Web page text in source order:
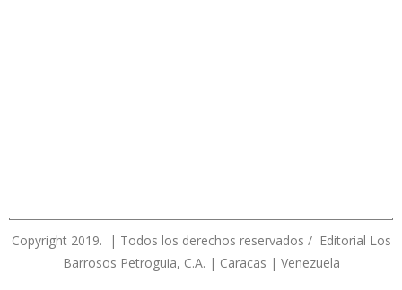
Copyright 2019. | Todos los derechos reservados / Editorial Los
Barrosos Petroguia, C.A. | Caracas | Venezuela